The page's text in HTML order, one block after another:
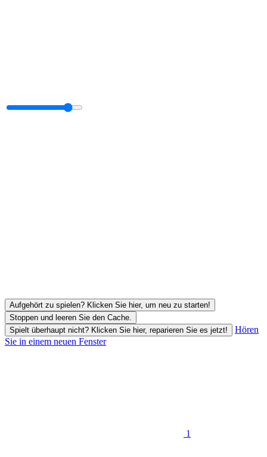
Aufgehört zu spielen? Klicken Sie hier, um neu zu starten!
Stoppen und leeren Sie den Cache.
Spielt überhaupt nicht? Klicken Sie hier, reparieren Sie es jetzt!
Hören
Sie in einem neuen Fenster
1